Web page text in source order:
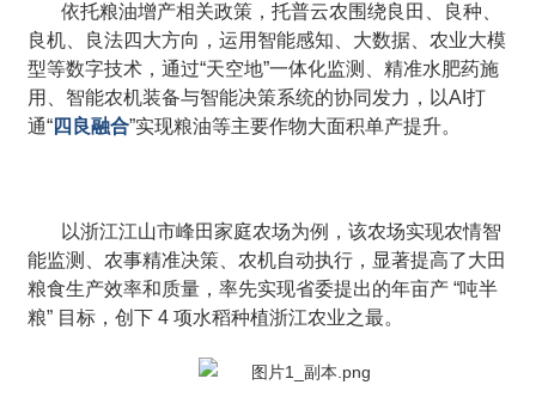
依托粮油增产相关政策，托普云农围绕良田、良种、
良机、良法四大方向，运用智能感知、大数据、农业大模
型等数字技术，通过“天空地”一体化监测、精准水肥药施
用、智能农机装备与智能决策系统的协同发力，以AI打
通“四良融合”实现粮油等主要作物大面积单产提升。
以浙江江山市峰田家庭农场为例，该农场实现农情智
能监测、农事精准决策、农机自动执行，显著提高了大田
粮食生产效率和质量，率先实现省委提出的年亩产 “吨半
粮” 目标，创下 4 项水稻种植浙江农业之最。